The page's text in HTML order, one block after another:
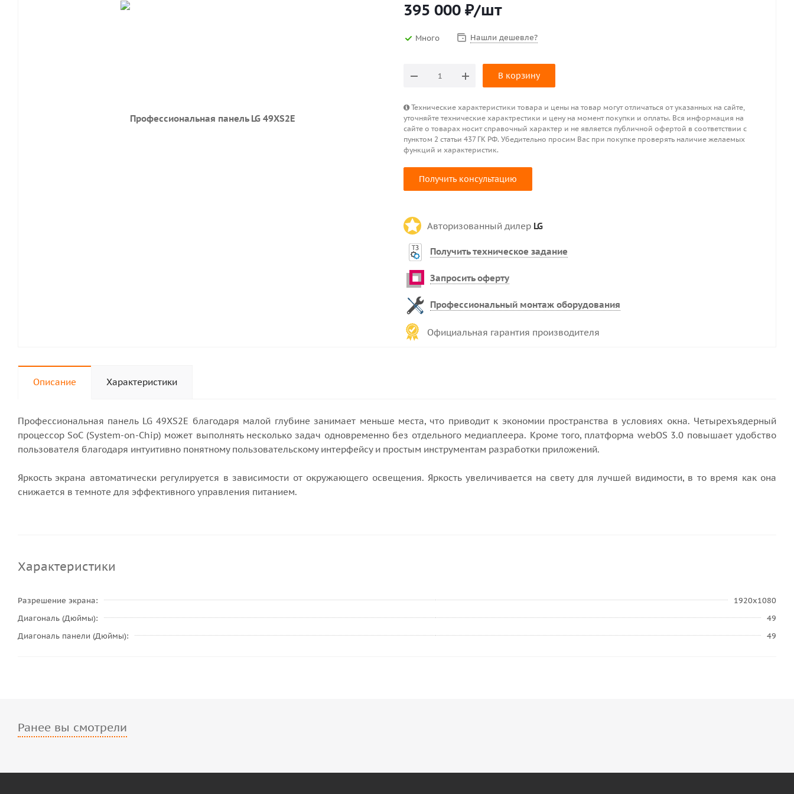
395 000 ₽/шт
Много Нашли дешевле?
В корзину
Технические характеристики товара и цены на товар могут отличаться от указанных на сайте,
уточняйте технические характрестики и цену на момент покупки и оплаты. Вся информация на
сайте о товарах носит справочный характер и не является публичной офертой в соответствии с
пунктом 2 статьи 437 ГК РФ. Убедительно просим Вас при покупке проверять наличие желаемых
функций и характеристик.
Получить консультацию
Авторизованный дилер LG
Получить техническое задание
Запросить оферту
Профессиональный монтаж оборудования
Официальная гарантия производителя
Описание Характеристики
Профессиональная панель LG 49XS2E благодаря малой глубине занимает меньше места, что приводит к экономии пространства в условиях окна. Четырехъядерный
процессор SoC (System-on-Chip) может выполнять несколько задач одновременно без отдельного медиаплеера. Кроме того, платформа webOS 3.0 повышает удобство
пользователя благодаря интуитивно понятному пользовательскому интерфейсу и простым инструментам разработки приложений.
Яркость экрана автоматически регулируется в зависимости от окружающего освещения. Яркость увеличивается на свету для лучшей видимости, в то время как она
снижается в темноте для эффективного управления питанием.
Характеристики
Разрешение экрана
1920x1080
Диагональ (Дюймы)
49
Диагональ панели (Дюймы)
49
Ранее вы смотрели